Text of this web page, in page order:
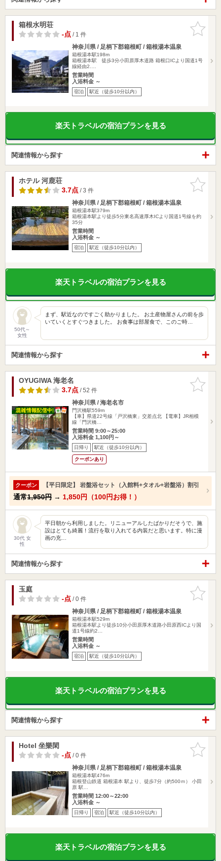
お気に入
りに追加
箱根水明荘
-点/ 1 件
神奈川県 / 足柄下郡箱根町 / 箱根湯本温泉
箱根湯本駅198m
箱根湯本駅 徒歩3分小田原厚木道路 箱根口ICより国道1号
線経由2.…
営業時間
入浴料金 ～
宿泊 駅近（徒歩10分以内）
楽天トラベルの宿泊プランを見る
関連情報から探す
お気に入
りに追加
ホテル 河鹿荘
3.7点/ 3 件
神奈川県 / 足柄下郡箱根町 / 箱根湯本温泉
箱根湯本駅379m
箱根湯本駅より徒歩5分東名高速厚木ICより国道1号線を約
35分
営業時間
入浴料金 ～
宿泊 駅近（徒歩10分以内）
楽天トラベルの宿泊プランを見る
50代～
女性
まず、駅近なのですごく助かりました。 お土産物屋さんの前を歩
いていくとすぐつきました。 お食事は部屋食で、このご時…
関連情報から探す
お気に入
りに追加
OYUGIWA 海老名
3.7点/ 52 件
神奈川県 / 海老名市
門沢橋駅559m
【車】県道22号線「戸沢橋東」交差点北 【電車】JR相模
線「門沢橋…
営業時間 9:00～25:00
入浴料金 1,100円～
日帰り 駅近（徒歩10分以内）
クーポンあり
クーポン 【平日限定】 岩盤浴セット（入館料+タオル+岩盤浴）割引
通常1,950円 → 1,850円（100円お得！）
30代 女
性
平日朝から利用しました。リニューアルしたばかりだそうで、施
設はとても綺麗！流行を取り入れてる内装だと思います。特に漫
画の充…
関連情報から探す
お気に入
りに追加
玉庭
-点/ 0 件
神奈川県 / 足柄下郡箱根町 / 箱根湯本温泉
箱根湯本駅529m
箱根湯本駅より徒歩10分小田原厚木道路小田原西ICより国
道1号線約2…
営業時間
入浴料金 ～
宿泊 駅近（徒歩10分以内）
楽天トラベルの宿泊プランを見る
関連情報から探す
お気に入
りに追加
Hotel 坐樂閑
-点/ 0 件
神奈川県 / 足柄下郡箱根町 / 箱根湯本温泉
箱根湯本駅476m
箱根登山鉄道 箱根湯本 駅より、徒歩7分（約500ｍ） 小田
原 駅…
営業時間 12:00～22:00
入浴料金 ～
日帰り 宿泊 駅近（徒歩10分以内）
楽天トラベルの宿泊プランを見る